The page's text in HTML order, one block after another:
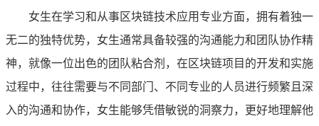
女生在学习和从事区块链技术应用专业方面，拥有着独一
无二的独特优势，女生通常具备较强的沟通能力和团队协作精
神，就像一位出色的团队粘合剂，在区块链项目的开发和实施
过程中，往往需要与不同部门、不同专业的人员进行频繁且深
入的沟通和协作，女生能够凭借敏锐的洞察力，更好地理解他